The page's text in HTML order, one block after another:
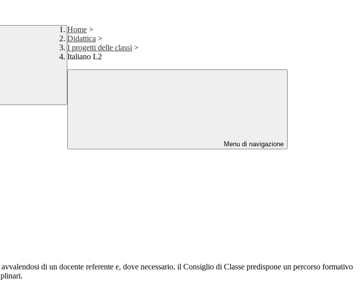
Home >
Didattica >
I progetti delle classi >
Italiano L2
Menu di navigazione
di un docente referente e, dove necessario, il Consiglio di Classe predispone un percorso formativo